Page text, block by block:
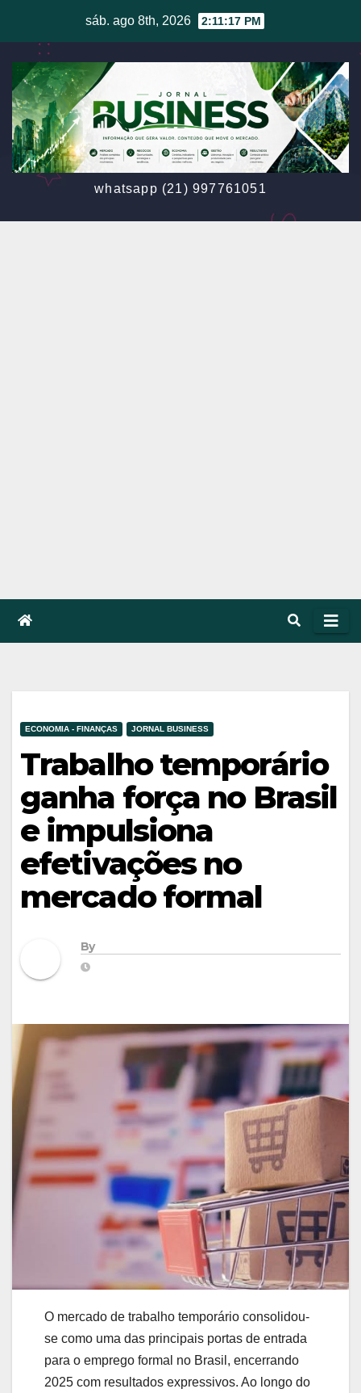
content
sáb. ago 8th, 2026 2:11:20 PM
whatsapp (21) 997761051
ECONOMIA - FINANÇAS JORNAL BUSINESS
Trabalho temporário
ganha força no Brasil
e impulsiona
efetivações no
mercado formal
By
O mercado de trabalho temporário consolidou-
se como uma das principais portas de entrada
para o emprego formal no Brasil, encerrando
2025 com resultados expressivos. Ao longo do